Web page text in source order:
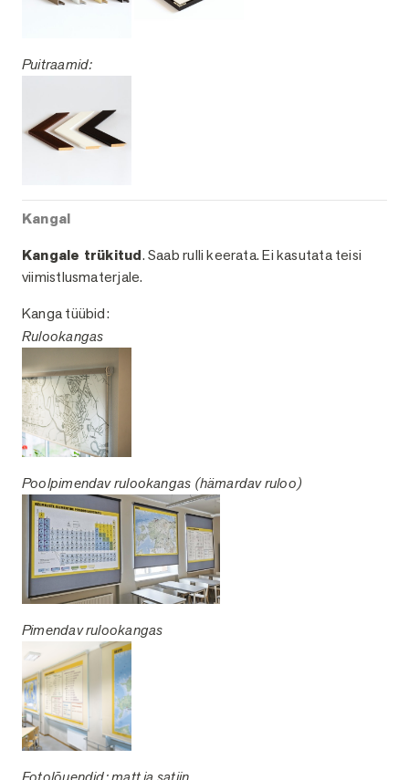
Puitraamid:
Kangal
Kangale trükitud. Saab rulli keerata. Ei kasutata teisi
viimistlusmaterjale.
Kanga tüübid:
Rulookangas
Poolpimendav rulookangas (hämardav ruloo)
Pimendav rulookangas
Fotolõuendid: matt ja satiin